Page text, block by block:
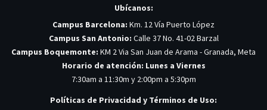
Ubícanos:
Campus Barcelona: Km. 12 Vía Puerto López
Campus San Antonio: Calle 37 No. 41-02 Barzal
Campus Boquemonte: KM 2 Via San Juan de Arama - Granada, Meta
Horario de atención: Lunes a Viernes
7:30am a 11:30m y 2:00pm a 5:30pm
Políticas de Privacidad y Términos de Uso: